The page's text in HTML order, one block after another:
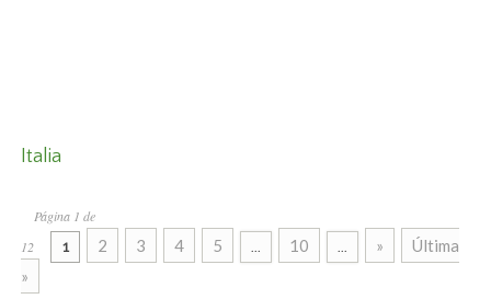
Italia
Página 1 de
12
1 2 3 4 5 ... 10 ... »
Última
»